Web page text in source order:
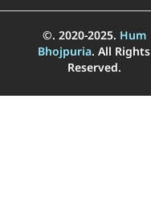
©. 2020-2025. Hum
Bhojpuria. All Rights
Reserved.